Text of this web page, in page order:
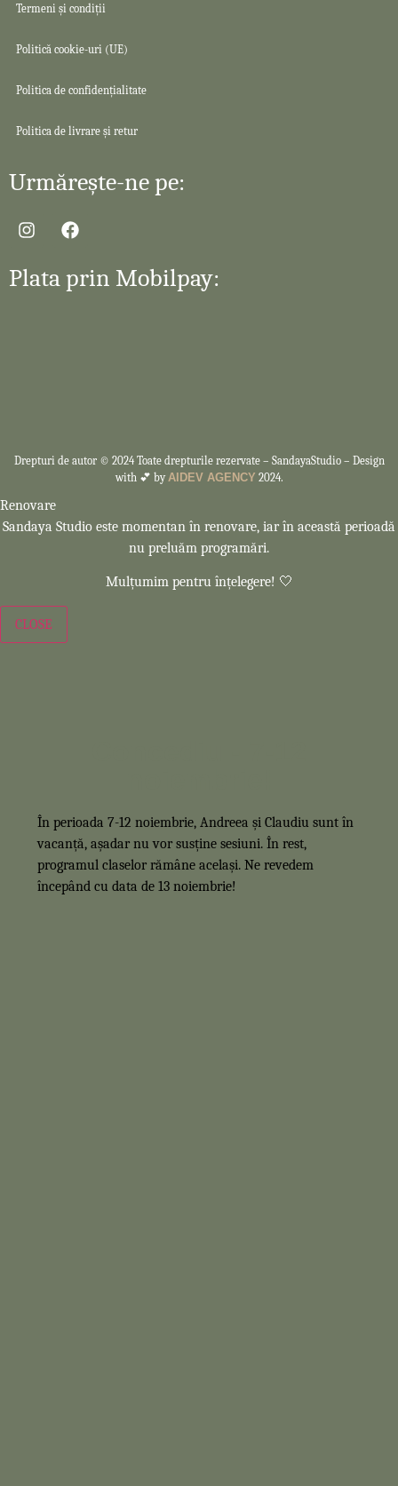
Termeni și condiții
Politică cookie-uri (UE)
Politica de confidențialitate
Politica de livrare și retur
Urmărește-ne pe:
Plata prin Mobilpay:
Drepturi de autor © 2024 Toate drepturile rezervate – SandayaStudio – Design
with 💕 by AIDEV AGENCY 2024.
Renovare
Sandaya Studio este momentan în renovare, iar în această perioadă
nu preluăm programări.
Mulțumim pentru înțelegere! 🤍
CLOSE
În perioada 7-12 noiembrie, Andreea și Claudiu sunt în
vacanță, așadar nu vor susține sesiuni. În rest,
programul claselor rămâne același. Ne revedem
începând cu data de 13 noiembrie!